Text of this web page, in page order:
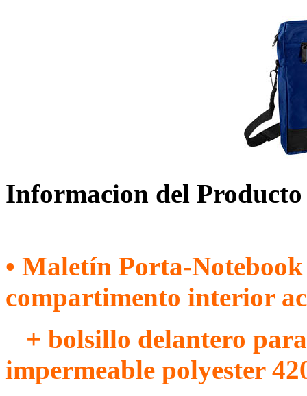
Informacion del Producto
• Maletín Porta-
compartimento interior
+ bolsillo delantero
impermeable polyester